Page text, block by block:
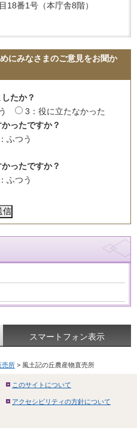
18番1号（本庁舎8階）
にみなさまのご意見をお聞か
たか？
3：役に立たなかった
ったですか？
ふつう
ったですか？
ふつう
スマートフォン表示
売所 > 風土記の丘農産物直売所
このサイトについて
アクセシビリティの方針について